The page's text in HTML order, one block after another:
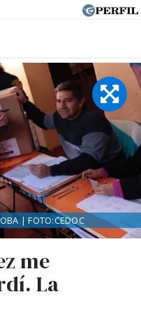
me
La
| FOTO:CEDOC